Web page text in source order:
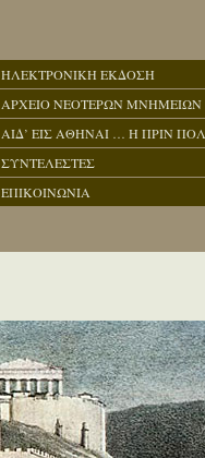
ΗΛΕΚΤΡΟΝΙΚΗ ΕΚΔΟΣΗ
ΑΡΧΕΙΟ ΝΕΟΤΕΡΩΝ ΜΝΗΜΕΙΩΝ
ΑΙΔ’ ΕΙΣ ΑΘΗΝΑΙ … Η ΠΡΙΝ
ΣΥΝΤΕΛΕΣΤΕΣ
ΕΠΙΚΟΙΝΩΝΙΑ